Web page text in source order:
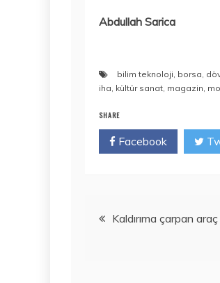
Abdullah Sarica
bilim teknoloji, borsa,
iha, kültür sanat, magazin,
SHARE
Facebook
YazıKaldırıma çarpan